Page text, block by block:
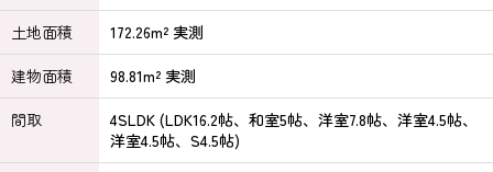
土地面積
172.26m² 実測
建物面積
98.81m² 実測
間取
4SLDK (LDK16.2帖、和室5帖、洋室7.8帖、洋室4.5帖、
洋室4.5帖、S4.5帖)